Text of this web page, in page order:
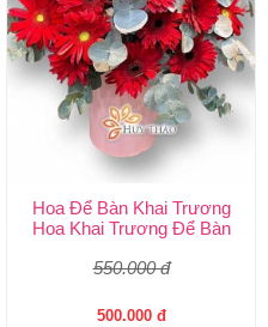
Hoa Để Bàn Khai Trương
Hoa Khai Trương Để Bàn
550.000 đ
500.000 đ